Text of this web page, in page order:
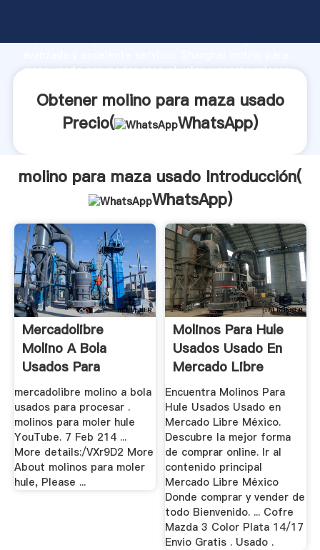
capacidad de producción, fuerza de investigación
maza usado proveedor crea el valor y aporta valores
Obtener molino para maza usado
Precio(
WhatsApp)
molino para maza usado Introducción(
WhatsApp)
Mercadolibre
Molino A Bola
Usados Para
Procesar Ria
mercadolibre molino a bola
usados para procesar .
molinos para moler hule
YouTube. 7 Feb 214 ...
More details:/VXr9D2 More
About molinos para moler
hule, Please ...
Molinos Para Hule
Usados Usado En
Mercado Libre
México
Encuentra Molinos Para
Hule Usados Usado en
Mercado Libre México.
Descubre la mejor forma
de comprar online. Ir al
contenido principal
Mercado Libre México
Donde comprar y vender de
todo Bienvenido. ... Cofre
Mazda 3 Color Plata 14/17
Envio Gratis . Usado .